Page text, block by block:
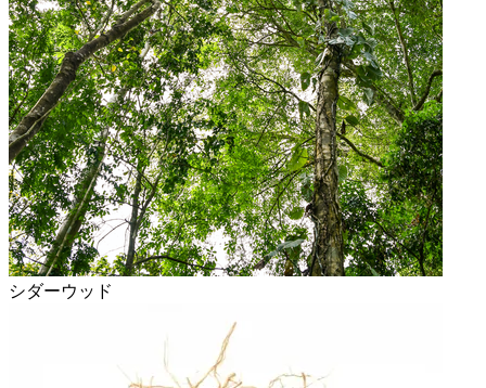
シダーウッド